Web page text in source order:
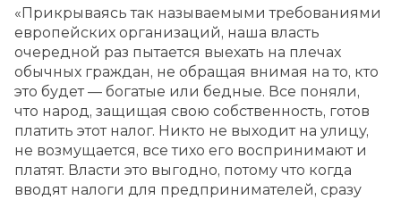
«Прикрываясь так называемыми требованиями
европейских организаций, наша власть
очередной раз пытается выехать на плечах
обычных граждан, не обращая внимая на то, кто
это будет — богатые или бедные. Все поняли,
что народ, защищая свою собственность, готов
платить этот налог. Никто не выходит на улицу,
не возмущается, все тихо его воспринимают и
платят. Власти это выгодно, потому что когда
вводят налоги для предпринимателей, сразу